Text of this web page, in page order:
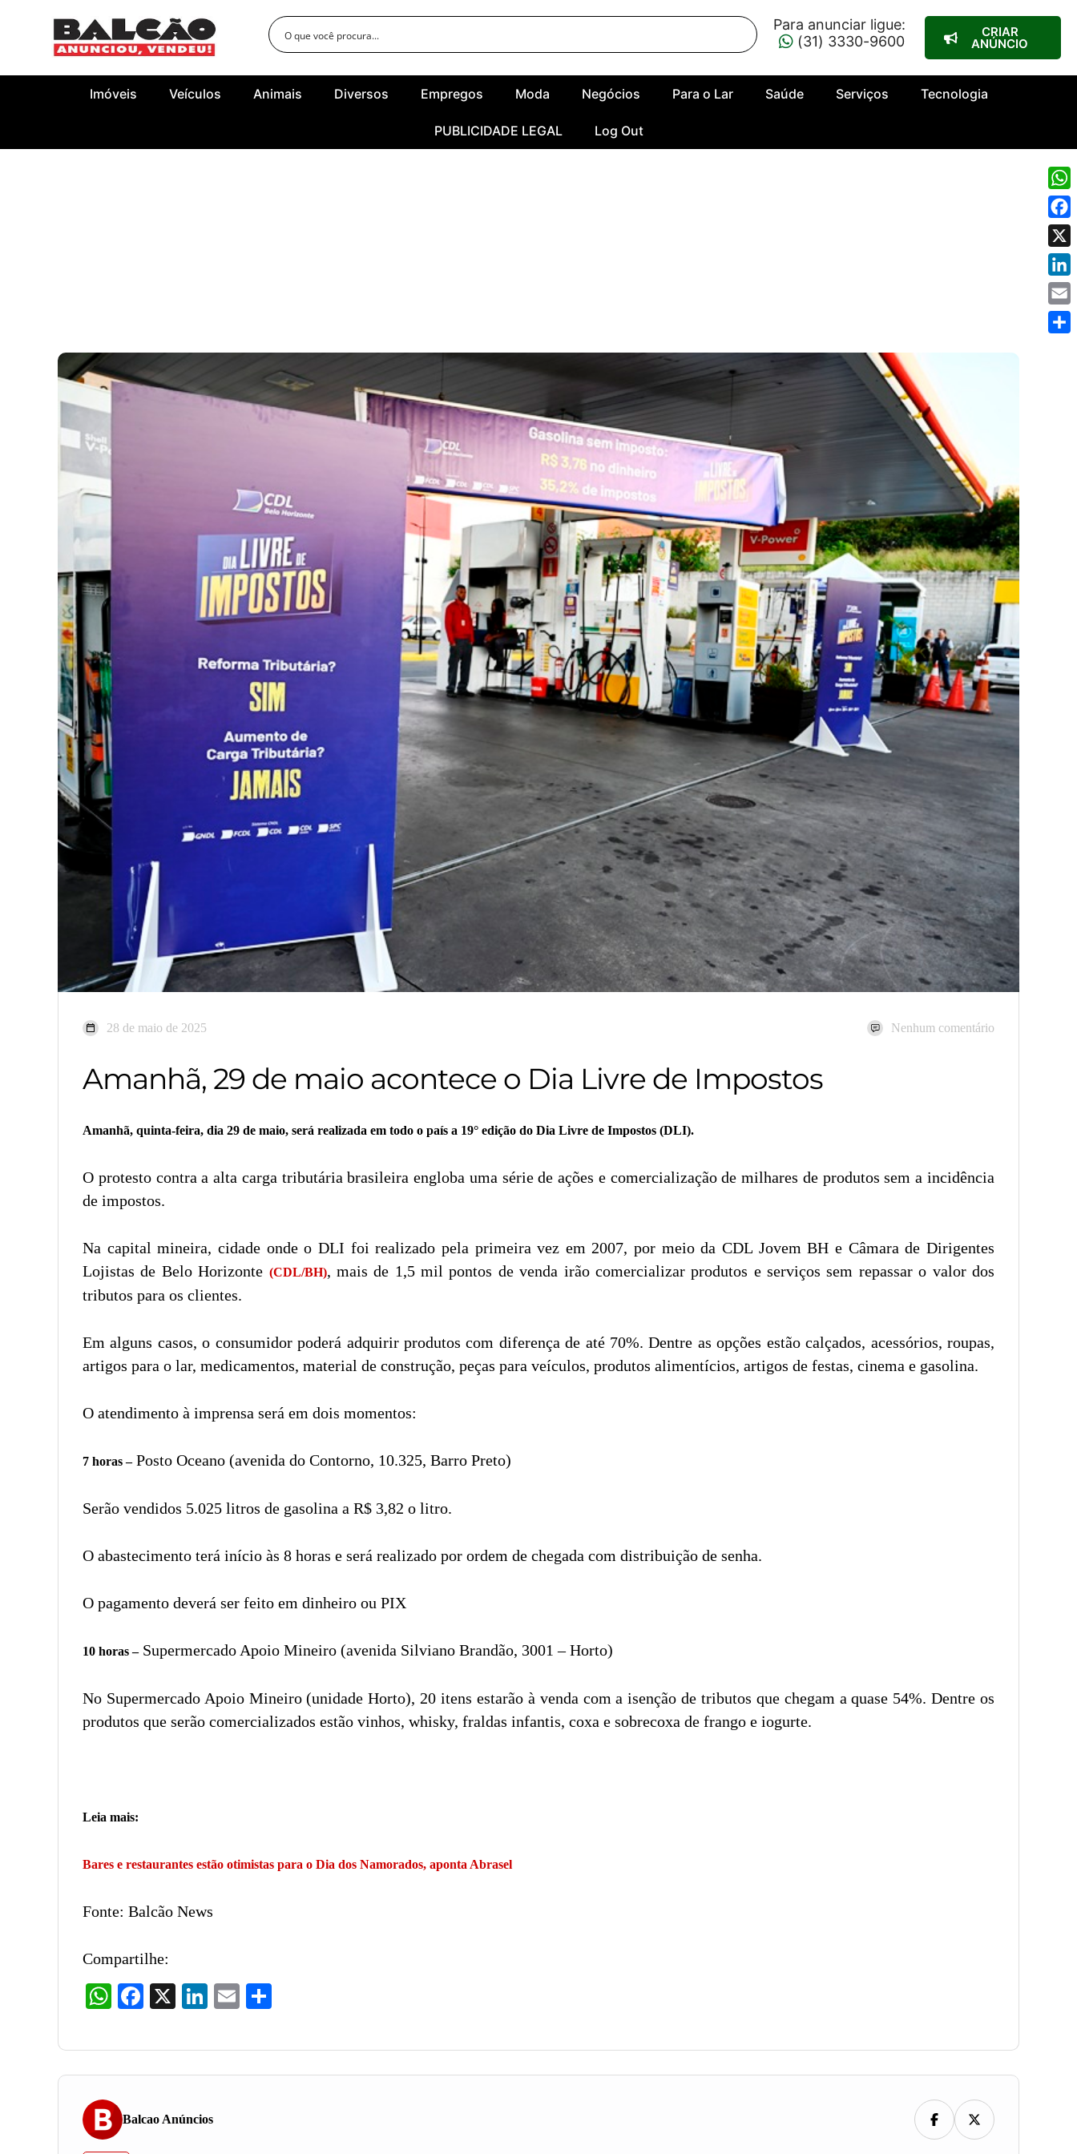
Para anunciar ligue:
(31) 3330-9600
CRIAR
ANÚNCIO
Imóveis Veículos Animais Diversos Empregos Moda Negócios Para o Lar Saúde Serviços Tecnologia
PUBLICIDADE LEGAL Log Out
28 de maio de 2025 Nenhum comentário
Amanhã, 29 de maio acontece o Dia Livre de Impostos
Amanhã, quinta-feira, dia 29 de maio, será realizada em todo o país a 19° edição do Dia Livre de Impostos (DLI).
O protesto contra a alta carga tributária brasileira engloba uma série de ações e comercialização de milhares de produtos sem a incidência
de impostos.
Na capital mineira, cidade onde o DLI foi realizado pela primeira vez em 2007, por meio da CDL Jovem BH e Câmara de Dirigentes
Lojistas de Belo Horizonte (CDL/BH), mais de 1,5 mil pontos de venda irão comercializar produtos e serviços sem repassar o valor dos
tributos para os clientes.
Em alguns casos, o consumidor poderá adquirir produtos com diferença de até 70%. Dentre as opções estão calçados, acessórios, roupas,
artigos para o lar, medicamentos, material de construção, peças para veículos, produtos alimentícios, artigos de festas, cinema e gasolina.
O atendimento à imprensa será em dois momentos:
7 horas –Posto Oceano (avenida do Contorno, 10.325, Barro Preto)
Serão vendidos 5.025 litros de gasolina a R$ 3,82 o litro.
O abastecimento terá início às 8 horas e será realizado por ordem de chegada com distribuição de senha.
O pagamento deverá ser feito em dinheiro ou PIX
10 horas –Supermercado Apoio Mineiro (avenida Silviano Brandão, 3001 – Horto)
No Supermercado Apoio Mineiro (unidade Horto), 20 itens estarão à venda com a isenção de tributos que chegam a quase 54%. Dentre os
produtos que serão comercializados estão vinhos, whisky, fraldas infantis, coxa e sobrecoxa de frango e iogurte.
Leia mais:
Bares e restaurantes estão otimistas para o Dia dos Namorados, aponta Abrasel
Fonte: Balcão News
Compartilhe:
WhatsAppFacebook LinkedInEmail
Balcao Anúncios
X